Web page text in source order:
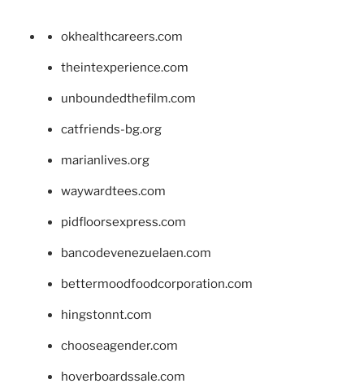
okhealthcareers.com
theintexperience.com
unboundedthefilm.com
catfriends-bg.org
marianlives.org
waywardtees.com
pidfloorsexpress.com
bancodevenezuelaen.com
bettermoodfoodcorporation.com
hingstonnt.com
chooseagender.com
hoverboardssale.com